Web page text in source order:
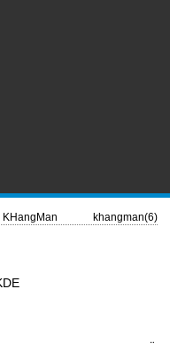
KHangMan khangman(6)